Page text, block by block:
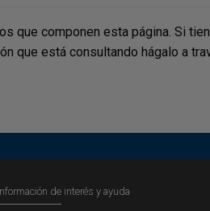
componen esta página. Si
que está consultando hágalo a
de interés y ayuda